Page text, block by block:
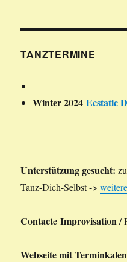
TANZTERMINE
Winter 2024 Ecstatic
Unterstützung gesucht:
Tanz-Dich-Selbst ->
Contacte Improvisation/
Webseite mit